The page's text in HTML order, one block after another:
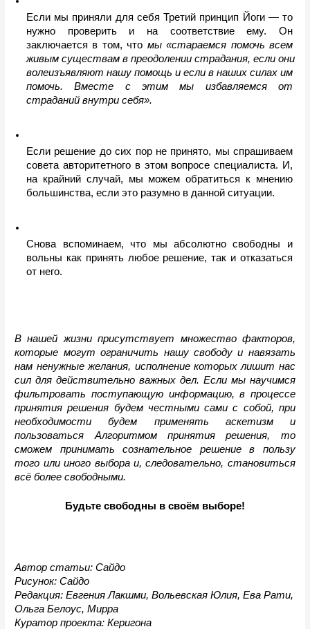
Если мы приняли для себя Третий принцип Йоги — то
нужно проверить и на соответствие ему. Он
заключается в том, что мы «стараемся помочь всем
живым существам в преодолении страдания, если они
волеизъявляют нашу помощь и если в наших силах им
помочь. Вместе с этим мы избавляемся от
страданий внутри себя».
Если решение до сих пор не принято, мы спрашиваем
совета авторитетного в этом вопросе специалиста. И,
на крайний случай, мы можем обратиться к мнению
большинства, если это разумно в данной ситуации.
Снова вспоминаем, что мы абсолютно свободны и
вольны как принять любое решение, так и отказаться
от него.
В нашей жизни присутствует множество факторов,
которые могут ограничить нашу свободу и навязать
нам ненужные желания, исполнение которых лишит нас
сил для действительно важных дел. Если мы научимся
фильтровать поступающую информацию, в процессе
принятия решения будем честными сами с собой, при
необходимости будем применять аскетизм и
пользоваться Алгоритмом принятия решения, то
сможем принимать сознательное решение в пользу
того или иного выбора и, следовательно, становиться
всё более свободными.
Будьте свободны в своём выборе!
Автор статьи: Сайдо
Рисунок: Сайдо
Редакция: Евгения Лакшми, Вольевская Юлия, Ева Рати,
Ольга Белоус, Мирра
Куратор проекта: Керигона